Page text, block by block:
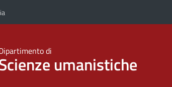
di
umanistiche